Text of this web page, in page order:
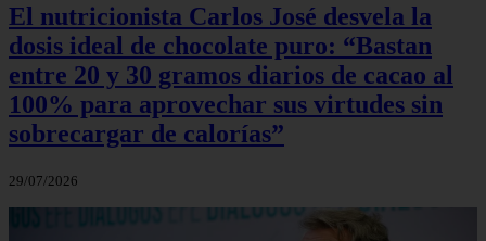
El nutricionista Carlos José desvela la
dosis ideal de chocolate puro: “Bastan
entre 20 y 30 gramos diarios de cacao al
100% para aprovechar sus virtudes sin
sobrecargar de calorías”
29/07/2026